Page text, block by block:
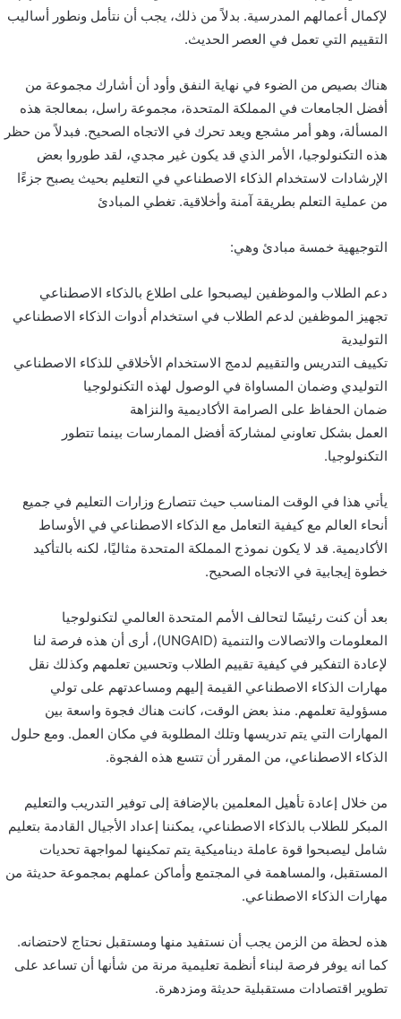
لإكمال أعمالهم المدرسية. بدلاً من ذلك، يجب أن نتأمل ونطور أساليب
التقييم التي تعمل في العصر الحديث.
هناك بصيص من الضوء في نهاية النفق وأود أن أشارك مجموعة من
أفضل الجامعات في المملكة المتحدة، مجموعة راسل، بمعالجة هذه
المسألة، وهو أمر مشجع ويعد تحرك في الاتجاه الصحيح. فبدلاً من حظر
هذه التكنولوجيا، الأمر الذي قد يكون غير مجدي، لقد طوروا بعض
الإرشادات لاستخدام الذكاء الاصطناعي في التعليم بحيث يصبح جزءًا
من عملية التعلم بطريقة آمنة وأخلاقية. تغطي المبادئ
التوجيهية خمسة مبادئ وهي:
دعم الطلاب والموظفين ليصبحوا على اطلاع بالذكاء الاصطناعي
تجهيز الموظفين لدعم الطلاب في استخدام أدوات الذكاء الاصطناعي
التوليدية
تكييف التدريس والتقييم لدمج الاستخدام الأخلاقي للذكاء الاصطناعي
التوليدي وضمان المساواة في الوصول لهذه التكنولوجيا
ضمان الحفاظ على الصرامة الأكاديمية والنزاهة
العمل بشكل تعاوني لمشاركة أفضل الممارسات بينما تتطور
التكنولوجيا.
يأتي هذا في الوقت المناسب حيث تتصارع وزارات التعليم في جميع
أنحاء العالم مع كيفية التعامل مع الذكاء الاصطناعي في الأوساط
الأكاديمية. قد لا يكون نموذج المملكة المتحدة مثاليًا، لكنه بالتأكيد
خطوة إيجابية في الاتجاه الصحيح.
بعد أن كنت رئيسًا لتحالف الأمم المتحدة العالمي لتكنولوجيا
المعلومات والاتصالات والتنمية (UNGAID)، أرى أن هذه فرصة لنا
لإعادة التفكير في كيفية تقييم الطلاب وتحسين تعلمهم وكذلك نقل
مهارات الذكاء الاصطناعي القيمة إليهم ومساعدتهم على تولي
مسؤولية تعلمهم. منذ بعض الوقت، كانت هناك فجوة واسعة بين
المهارات التي يتم تدريسها وتلك المطلوبة في مكان العمل. ومع حلول
الذكاء الاصطناعي، من المقرر أن تتسع هذه الفجوة.
من خلال إعادة تأهيل المعلمين بالإضافة إلى توفير التدريب والتعليم
المبكر للطلاب بالذكاء الاصطناعي، يمكننا إعداد الأجيال القادمة بتعليم
شامل ليصبحوا قوة عاملة ديناميكية يتم تمكينها لمواجهة تحديات
المستقبل، والمساهمة في المجتمع وأماكن عملهم بمجموعة حديثة من
مهارات الذكاء الاصطناعي.
هذه لحظة من الزمن يجب أن نستفيد منها ومستقبل نحتاج لاحتضانه.
كما انه يوفر فرصة لبناء أنظمة تعليمية مرنة من شأنها أن تساعد على
تطوير اقتصادات مستقبلية حديثة ومزدهرة.